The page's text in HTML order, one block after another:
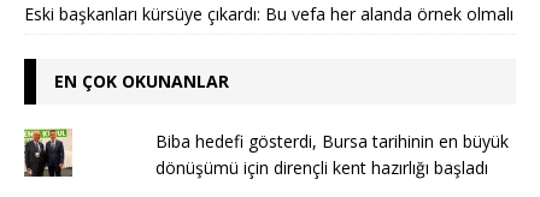
Eski başkanları kürsüye çıkardı: Bu vefa her alanda örnek olmalı
EN ÇOK OKUNANLAR
Biba hedefi gösterdi, Bursa tarihinin en büyük
dönüşümü için dirençli kent hazırlığı başladı